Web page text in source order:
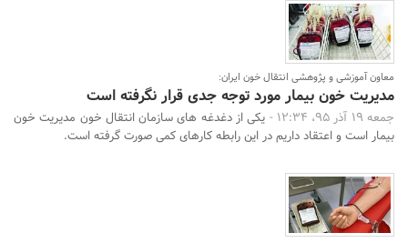
معاون آموزشی و پژوهشی انتقال خون ایران:
مدیریت خون بیمار مورد توجه جدی قرار نگرفته است
جمعه 19 آذر 95، 12:34 -
یکی از دغدغه های سازمان انتقال خون مدیریت خون
بیمار است و اعتقاد داریم در این رابطه کارهای کمی صورت گرفته است.